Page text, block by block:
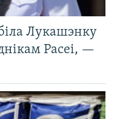
Лукашэнку
Расеі, —